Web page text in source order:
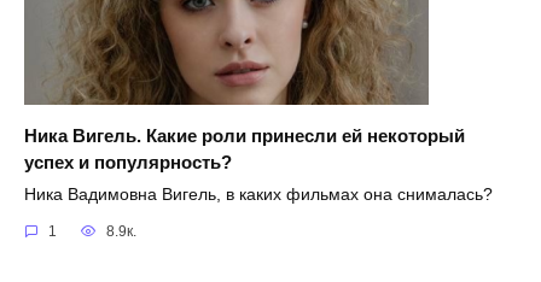
Ника Вигель. Какие роли принесли ей некоторый
успех и популярность?
Ника Вадимовна Вигель, в каких фильмах она снималась?
1 8.9к.